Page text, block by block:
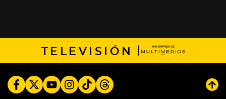
TELEVISIÓN
FacebookTwitterYoutubeInstagram
TikTokThreads